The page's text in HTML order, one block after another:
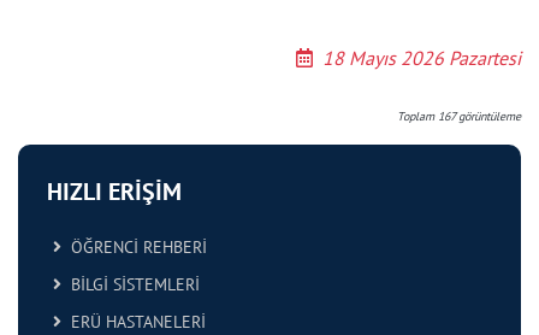
HIZLI ERİŞİM
ÖĞRENCİ REHBERİ
BİLGİ SİSTEMLERİ
ERÜ HASTANELERİ
18 Mayıs 2026 Pazartesi
Toplam 167görüntüleme